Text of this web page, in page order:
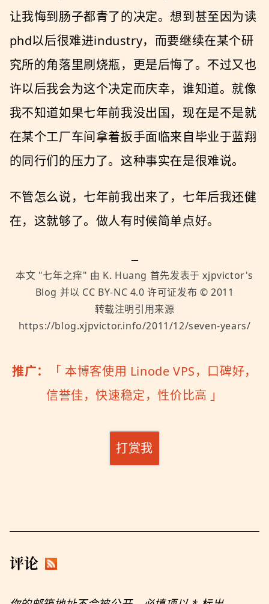
让我悔到肠子都青了的决定。想到甚至因为读
phd以后很难进industry，而要继续在某个研
究所的角落里刷烧瓶，更是后悔了。不过又也
许以后我会为这个决定而庆幸，谁知道。就像
我不知道如果七年前我没出国，现在是不是就
在某个工厂车间拿着扳手面临来自毕业于蓝翔
的同行们的压力了。这种事实在是很难说。
不管怎么说，七年前我出来了，七年后我还健
在，这就够了。做人有时候简单点好。
本文 "七年之痒" 由 K. Huang 首先发表于xjpvictor's
Blog 并以 CC BY-NC 4.0 许可证发布 © 2011
转载注明引用来源
https://blog.xjpvictor.info/2011/12/seven-years/
推广： 「 本博客使用 Linode VPS，口碑好，
信誉佳，快速稳定，性价比高 」
打赏我
评论